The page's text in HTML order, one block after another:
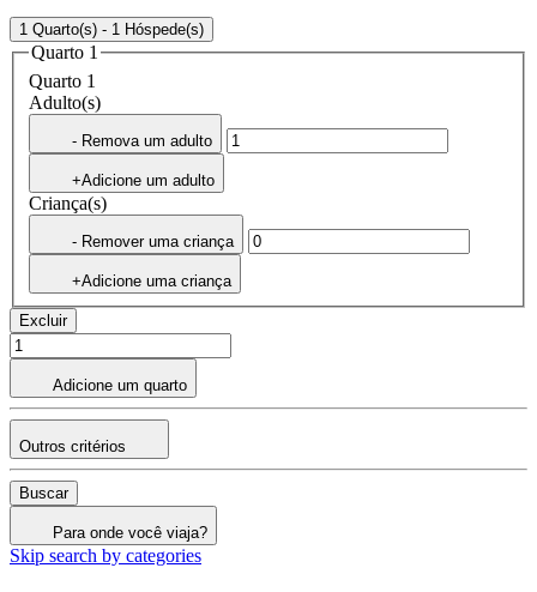
1 Quarto(s) - 1 Hóspede(s)
Quarto 1
Quarto 1
Adulto(s)
- Remova um adulto
+Adicione um adulto
Criança(s)
- Remover uma criança
+Adicione uma criança
Excluir
Adicione um quarto
Outros critérios
Buscar
Para onde você viaja?
Skip search by categories